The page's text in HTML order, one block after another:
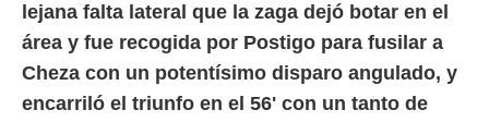
lejana falta lateral que la zaga dejó botar en el
área y fue recogida por Postigo para fusilar a
Cheza con un potentísimo disparo angulado, y
encarriló el triunfo en el 56' con un tanto de